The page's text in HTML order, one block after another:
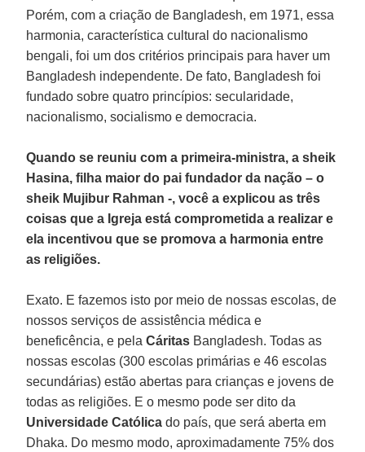
Porém, com a criação de Bangladesh, em 1971, essa
harmonia, característica cultural do nacionalismo
bengali, foi um dos critérios principais para haver um
Bangladesh independente. De fato, Bangladesh foi
fundado sobre quatro princípios: secularidade,
nacionalismo, socialismo e democracia.
Quando se reuniu com a primeira-ministra, a sheik
Hasina, filha maior do pai fundador da nação – o
sheik Mujibur Rahman -, você a explicou as três
coisas que a Igreja está comprometida a realizar e
ela incentivou que se promova a harmonia entre
as religiões.
Exato. E fazemos isto por meio de nossas escolas, de
nossos serviços de assistência médica e
beneficência, e pelaCáritas Bangladesh. Todas as
nossas escolas (300 escolas primárias e 46 escolas
secundárias) estão abertas para crianças e jovens de
todas as religiões. E o mesmo pode ser dito da
Universidade Católica do país, que será aberta em
Dhaka. Do mesmo modo, aproximadamente 75% dos